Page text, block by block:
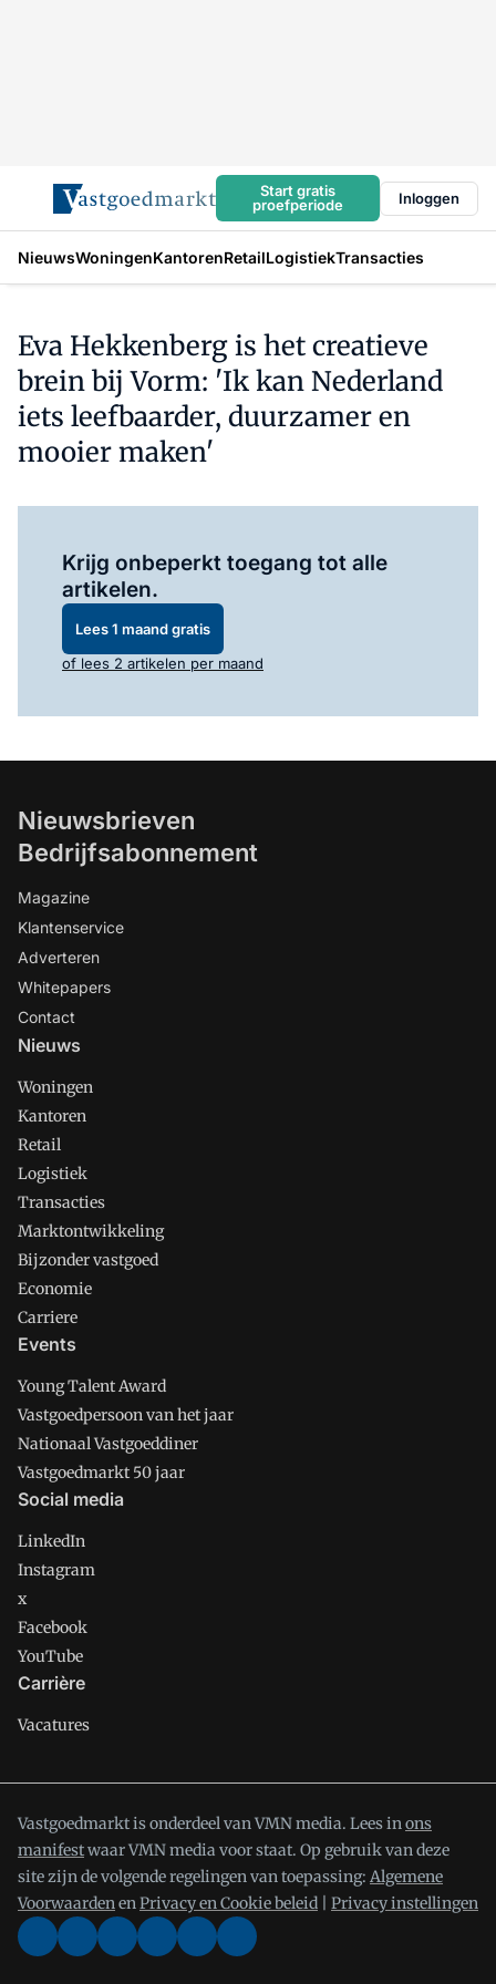
Start gratis
proefperiode
Inloggen
NieuwsWoningenKantorenRetailLogistiekTransacties
Eva Hekkenberg is het creatieve
brein bij Vorm: 'Ik kan Nederland
iets leefbaarder, duurzamer en
mooier maken'
Krijg onbeperkt toegang tot alle
artikelen.
Lees 1 maand gratis
of lees 2 artikelen per maand
Nieuwsbrieven
Bedrijfsabonnement
Magazine
Klantenservice
Adverteren
Whitepapers
Contact
Nieuws
Woningen
Kantoren
Retail
Logistiek
Transacties
Marktontwikkeling
Bijzonder vastgoed
Economie
Carriere
Events
Young Talent Award
Vastgoedpersoon van het jaar
Nationaal Vastgoeddiner
Vastgoedmarkt 50 jaar
Social media
LinkedIn
Instagram
x
Facebook
YouTube
Carrière
Vacatures
Vastgoedmarkt is onderdeel van VMN media. Lees inons
manifestwaar VMN media voor staat. Op gebruik van deze
site zijn de volgende regelingen van toepassing: Algemene
VoorwaardenenPrivacy en Cookie beleid Privacy instellingen